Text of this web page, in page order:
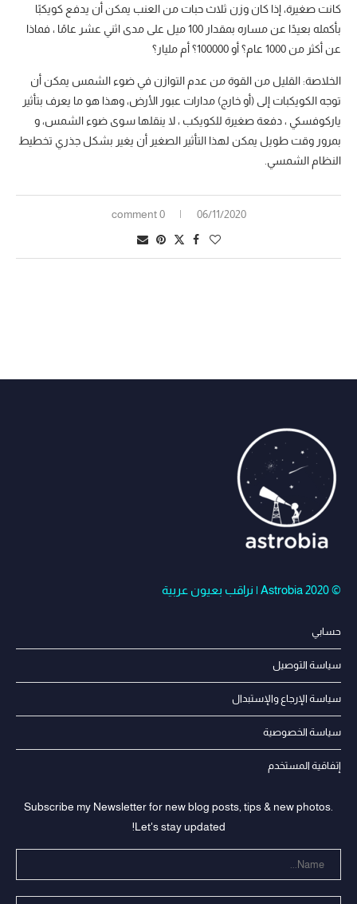
كانت صغيرة، إذا كان وزن ثلاث حبات من العنب يمكن أن يدفع كويكبًا
بأكمله بعيدًا عن مساره بمقدار 100 ميل على مدى اثني عشر عامًا ، فماذا
عن أكثر من 1000 عام؟ أو 100000؟ أم مليار؟
الخلاصة: القليل من القوة من عدم التوازن في ضوء الشمس يمكن أن
توجه الكويكبات إلى (أو خارج) مدارات عبور الأرض، وهذا هو ما يعرف بتأثير
ياركوفسكي ، دفعة صغيرة للكويكب ، لا ينقلها سوى ضوء الشمس، و
بمرور وقت طويل يمكن لهذا التأثير الصغير أن يغير بشكل جذري تخطيط
النظام الشمسي.
06/11/2020
0 comment
© Astrobia 2020 | نراقب بعيون عربية
حسابي
سياسة التوصيل
سياسة الإرجاع والإستبدال
سياسة الخصوصية
إتفاقية المستخدم
Subscribe my Newsletter for new blog posts, tips & new photos.
Let's stay updated!